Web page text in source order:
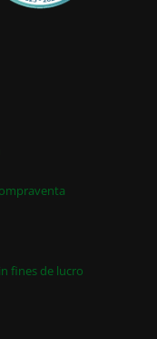
fines de lucro